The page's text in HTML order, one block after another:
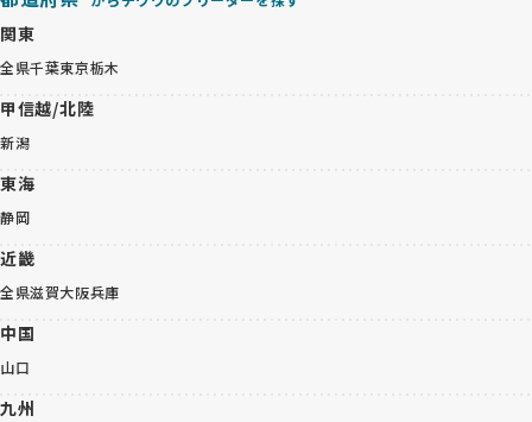
関東
全県千葉東京栃木
甲信越/北陸
新潟
東海
静岡
近畿
全県滋賀大阪兵庫
中国
山口
九州